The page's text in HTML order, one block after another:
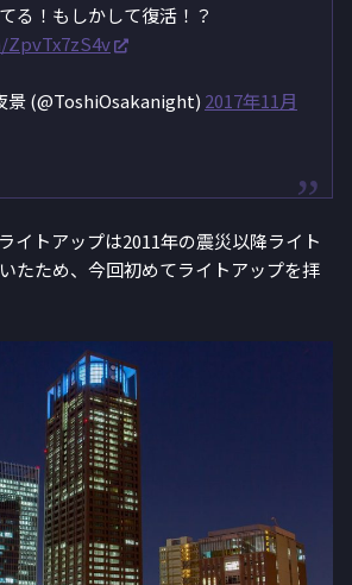
る！もしかして復活！？
(@ToshiOsakanight) 2017年11月
イトアップは2011年の震災以降ライト
たため、今回初めてライトアップを拝